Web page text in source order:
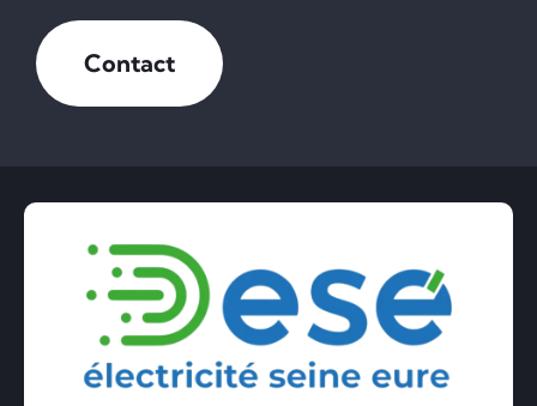
Contact